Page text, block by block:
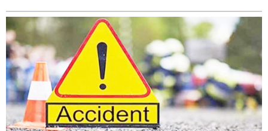
गण्डकी
बागमती
कर्णाली
सुदूरपश्चिम
मधेश
विशेष